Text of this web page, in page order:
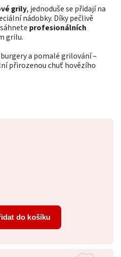
do košíku
grily, jednoduše se přidají na
nádobky. Díky pečlivě
profesionálních
grilu.
a pomalé grilování –
přirozenou chuť hovězího